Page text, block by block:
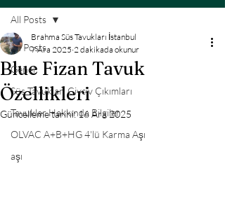
All Posts
Genel
Süs Tavukları Civciv Çıkımları
Tavuklar Hakkında Bilgiler
OLVAC A+B+HG 4'lü Karma Aşı
aşı
All Posts
Blue Fizan Tavuk
Özellikleri
Brahma Süs Tavukları İstanbul
7 Ara 2025 2 dakikada okunur
Güncelleme tarihi:16 Ara 2025